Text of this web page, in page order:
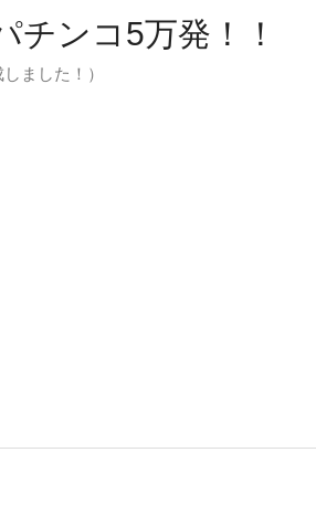
チンコ5万発！！
ました！）